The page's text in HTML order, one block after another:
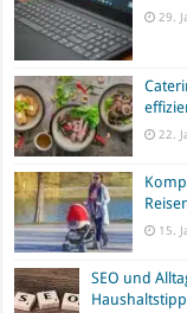
29.
22.
15.
SEO und